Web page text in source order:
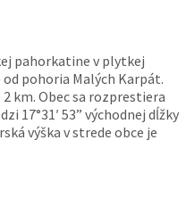
pahorkatine v plytkej
od pohoria Malých Karpát.
km. Obec sa rozprestiera
17°31′ 53” východnej dĺžky
výška v strede obce je